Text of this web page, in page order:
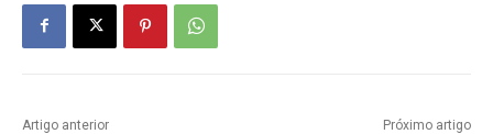
Artigo anterior Próximo artigo